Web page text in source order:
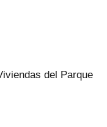
del Parque